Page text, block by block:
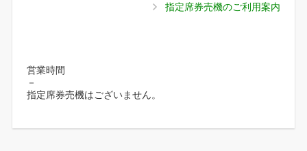
指定席券売機のご利用案内
営業時間
－
指定席券売機はございません。